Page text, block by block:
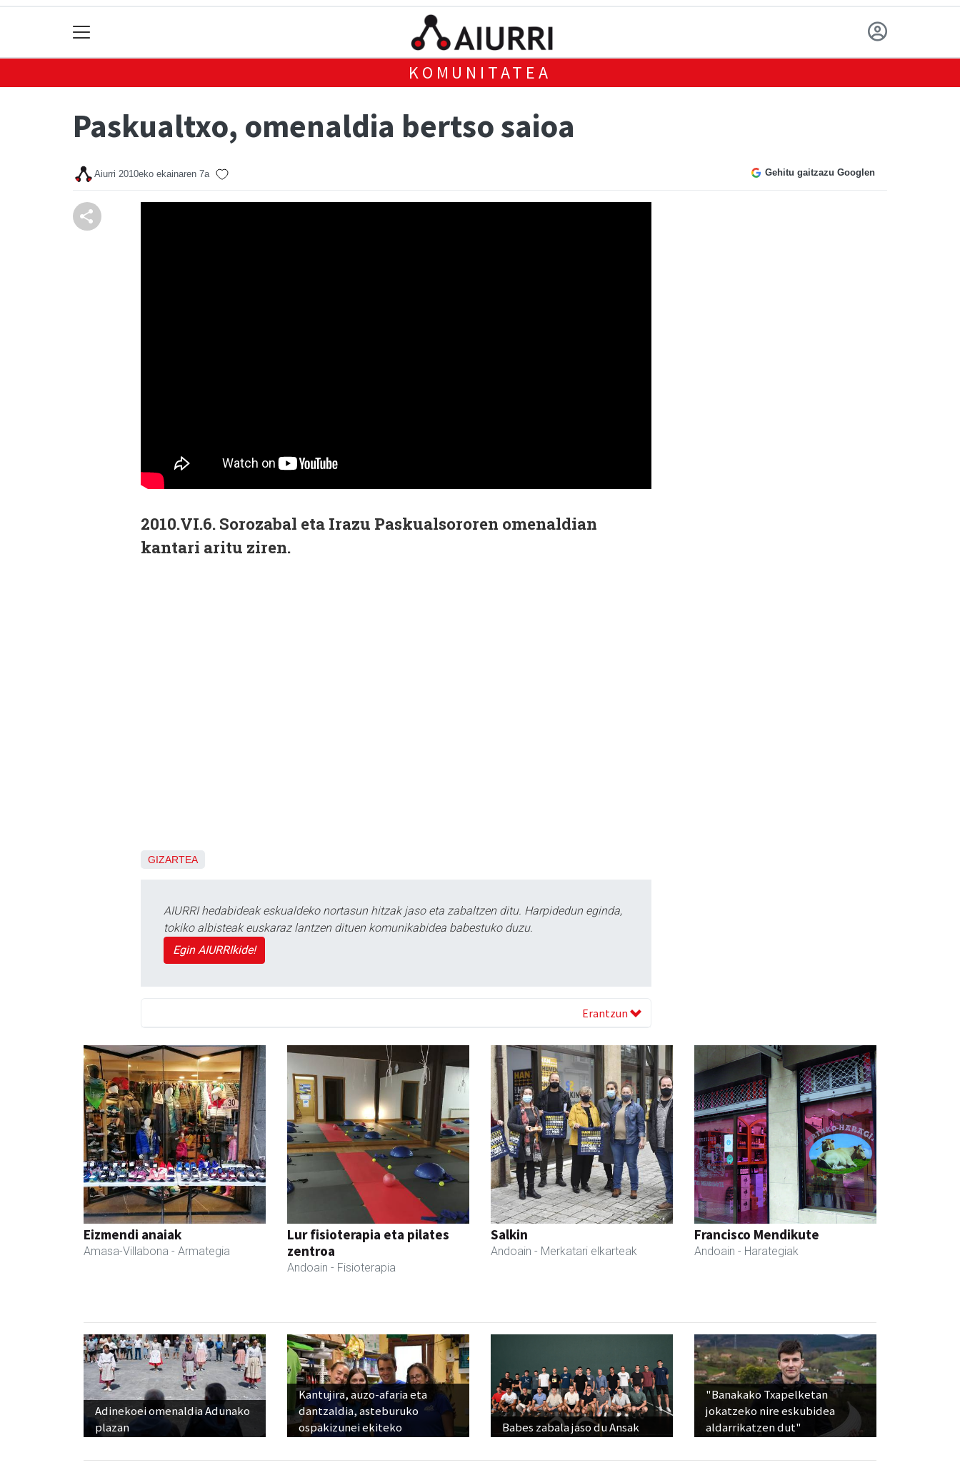
KOMUNITATEA
Paskualtxo, omenaldia bertso saioa
Aiurri 2010eko ekainaren 7a Gehitu gaitzazu Googlen
2010.VI.6. Sorozabal eta Irazu Paskualsororen omenaldian
kantari aritu ziren.
GIZARTEA
AIURRI hedabideak eskualdeko nortasun hitzak jaso eta zabaltzen ditu. Harpidedun eginda,
tokiko albisteak euskaraz lantzen dituen komunikabidea babestuko duzu.
Egin AIURRIkide!
Erantzun
Eizmendi anaiak
Amasa-Villabona - Armategia
Lur fisioterapia eta pilates
zentroa
Andoain - Fisioterapia
Salkin
Andoain - Merkatari elkarteak
Francisco Mendikute
Andoain - Harategiak
Adinekoei omenaldia Adunako
plazan
Kantujira, auzo-afaria eta
dantzaldia, asteburuko
ospakizunei ekiteko
Babes zabala jaso du Ansak
"Banakako Txapelketan
jokatzeko nire eskubidea
aldarrikatzen dut"